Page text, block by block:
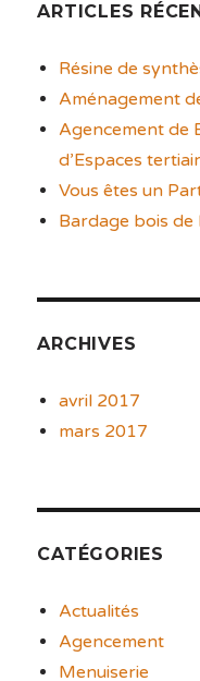
ARTICLES
Résine de
Aménagement
Agencement de
d’Espaces
Vous êtes un
Bardage bois
ARCHIVES
avril 2017
mars 2017
CATÉGORIES
Actualités
Agencement
Menuiserie